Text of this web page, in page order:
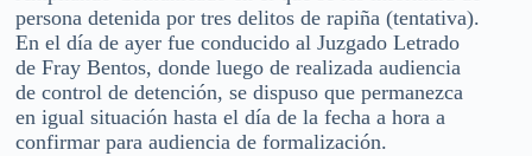
persona detenida por tres delitos de rapiña (tentativa).
En el día de ayer fue conducido al Juzgado Letrado
de Fray Bentos, donde luego de realizada audiencia
de control de detención, se dispuso que permanezca
en igual situación hasta el día de la fecha a hora a
confirmar para audiencia de formalización.